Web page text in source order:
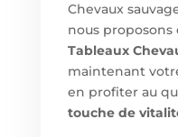
Chevaux
nous
Tableaux
maintenant
en profiter au
touche de